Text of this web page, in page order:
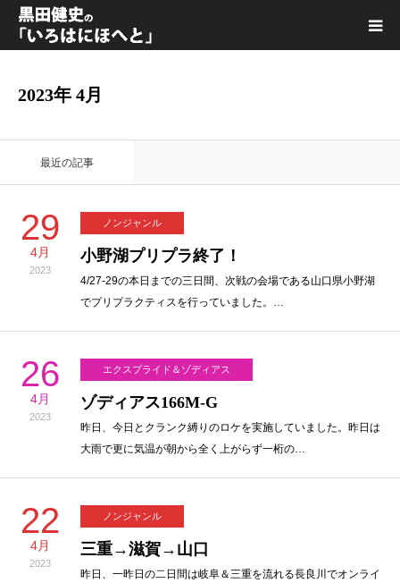
2023年 4月
最近の記事
29
4月
2023
ノンジャンル
小野湖プリプラ終了！
4/27-29の本日までの三日間、次戦の会場である山口県小野湖
でプリプラクティスを行っていました。…
26
4月
2023
エクスプライド＆ゾディアス
ゾディアス166M-G
昨日、今日とクランク縛りのロケを実施していました。昨日は
大雨で更に気温が朝から全く上がらず一桁の…
22
4月
2023
ノンジャンル
三重→滋賀→山口
昨日、一昨日の二日間は岐阜＆三重を流れる長良川でオンライ
YouTube｜Kuro channel
メディア出演
プライバシーポリシー